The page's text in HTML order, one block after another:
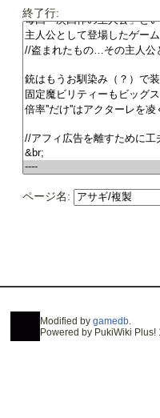
終了行:
ページ名:
Modified bygamedb.
Powered by PukiWiki